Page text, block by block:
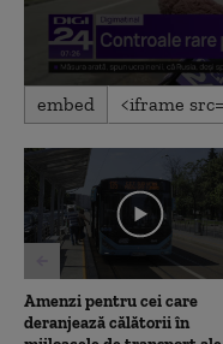
0
seconds
1
seconds
embed
Amenzi pentru cei care
deranjează călătorii în